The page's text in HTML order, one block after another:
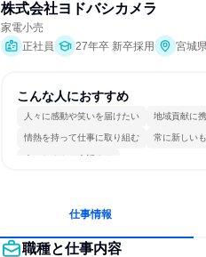
株式会社ヨドバシカメラ
家電小売
正社員
27年卒 新卒採用 宮城
こんな人におすすめ
人々に感動や笑いを届けたい 地域貢献に
情熱を持って仕事に取り組む 常に新しい
人とたくさん会話する
仕事情報
職種と仕事内容